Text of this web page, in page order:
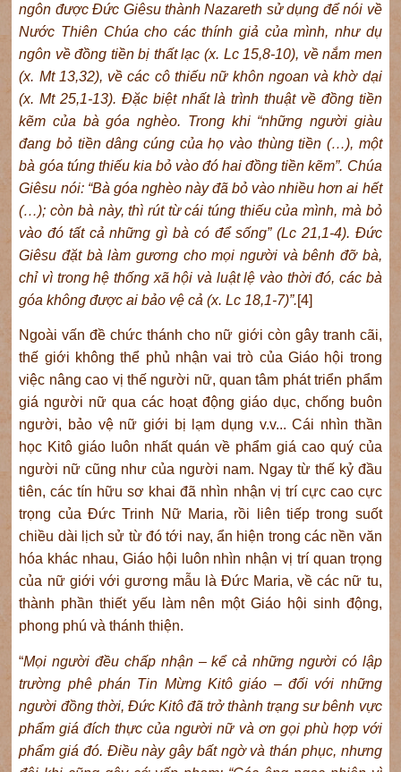
ngôn được Đức Giêsu thành Nazareth sử dụng để nói về
Nước Thiên Chúa cho các thính giả của mình, như dụ
ngôn về đồng tiền bị thất lạc (x. Lc 15,8-10), về nắm men
(x. Mt 13,32), về các cô thiếu nữ khôn ngoan và khờ dại
(x. Mt 25,1-13). Đặc biệt nhất là trình thuật về đồng tiền
kẽm của bà góa nghèo. Trong khi “những người giàu
đang bỏ tiền dâng cúng của họ vào thùng tiền (…), một
bà góa túng thiếu kia bỏ vào đó hai đồng tiền kẽm”. Chúa
Giêsu nói: “Bà góa nghèo này đã bỏ vào nhiều hơn ai hết
(…); còn bà này, thì rút từ cái túng thiếu của mình, mà bỏ
vào đó tất cả những gì bà có để sống” (Lc 21,1-4). Đức
Giêsu đặt bà làm gương cho mọi người và bênh đỡ bà,
chỉ vì trong hệ thống xã hội và luật lệ vào thời đó, các bà
góa không được ai bảo vệ cả (x. Lc 18,1-7)”.[4]
Ngoài vấn đề chức thánh cho nữ giới còn gây tranh cãi,
thế giới không thể phủ nhận vai trò của Giáo hội trong
việc nâng cao vị thế người nữ, quan tâm phát triển phẩm
giá người nữ qua các hoạt động giáo dục, chống buôn
người, bảo vệ nữ giới bị lạm dụng v.v... Cái nhìn thần
học Kitô giáo luôn nhất quán về phẩm giá cao quý của
người nữ cũng như của người nam. Ngay từ thế kỷ đầu
tiên, các tín hữu sơ khai đã nhìn nhận vị trí cực cao cực
trọng của Đức Trinh Nữ Maria, rồi liên tiếp trong suốt
chiều dài lịch sử từ đó tới nay, ẩn hiện trong các nền văn
hóa khác nhau, Giáo hội luôn nhìn nhận vị trí quan trọng
của nữ giới với gương mẫu là Đức Maria, về các nữ tu,
thành phần thiết yếu làm nên một Giáo hội sinh động,
phong phú và thánh thiện.
“Mọi người đều chấp nhận – kể cả những người có lập
trường phê phán Tin Mừng Kitô giáo – đối với những
người đồng thời, Đức Kitô đã trở thành trạng sư bênh vực
phẩm giá đích thực của người nữ và ơn gọi phù hợp với
phẩm giá đó. Điều này gây bất ngờ và thán phục, nhưng